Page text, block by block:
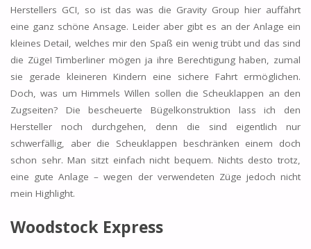
Herstellers GCI, so ist das was die Gravity Group hier auffährt
eine ganz schöne Ansage. Leider aber gibt es an der Anlage ein
kleines Detail, welches mir den Spaß ein wenig trübt und das sind
die Züge! Timberliner mögen ja ihre Berechtigung haben, zumal
sie gerade kleineren Kindern eine sichere Fahrt ermöglichen.
Doch, was um Himmels Willen sollen die Scheuklappen an den
Zugseiten? Die bescheuerte Bügelkonstruktion lass ich den
Hersteller noch durchgehen, denn die sind eigentlich nur
schwerfällig, aber die Scheuklappen beschränken einem doch
schon sehr. Man sitzt einfach nicht bequem. Nichts desto trotz,
eine gute Anlage – wegen der verwendeten Züge jedoch nicht
mein Highlight.
Woodstock Express